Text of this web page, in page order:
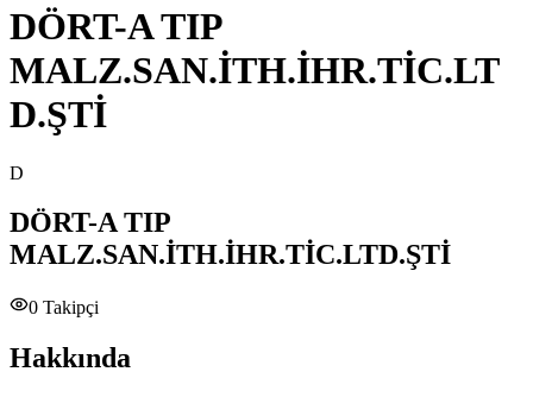
DÖRT-A TIP
MALZ.SAN.İTH.İHR.TİC.LT
D.ŞTİ
D
DÖRT-A TIP
MALZ.SAN.İTH.İHR.TİC.LTD.ŞTİ
0 Takipçi
Hakkında